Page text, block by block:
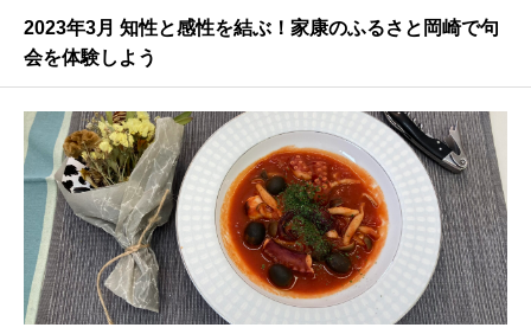
2023年3月 知性と感性を結ぶ！家康のふるさと岡崎で句
会を体験しよう